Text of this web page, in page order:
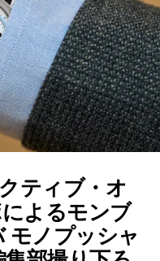
ティブ・オ
よるモンブ
ノプッシャ